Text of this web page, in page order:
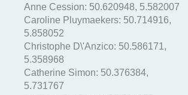
Anne Cession: 50.620948, 5.582007
Caroline Pluymaekers: 50.714916,
5.858052
Christophe D\'Anzico: 50.586171,
5.358968
Catherine Simon: 50.376384,
5.731767